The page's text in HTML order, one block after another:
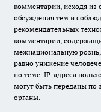
комментарии, исходя из
обсуждения тем и
рекомендательных
комментарии,
межнациональную
равно унижение
по теме. IP-адреса
могут быть переданы по
органы.